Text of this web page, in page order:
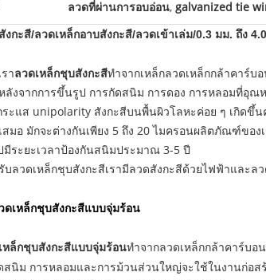
ลวดที่ผ่านการอบอ่อน, galvanized tie
งกะสี/ลวดเหล็กอาบสังกะสี/ลวดเข้าเล่ม/0.3 มม. ถึง
าลวดเหล็กชุบสังกะสีทำจากเหล็กลวดเหล็กกล้าคาร์บ
ลังจากการขึ้นรูป การกัดสนิม การดอง การหลอมที่อุ
ะแส unipolarity สังกะสีบนพื้นผิวโลหะค่อย ๆ เกิดขึ้
สมอ มักจะต่างกันเพียง 5 ถึง 20 ไมครอนผลิตภัณฑ์ข
มีระยะเวลาป้องกันสนิมประมาณ 3-5 ปี
บลวดเหล็กชุบสังกะสีเรามีลวดสังกะสีด้วยไฟฟ้าและล
ดเหล็กชุบสังกะสีแบบจุ่มร้อน
หล็กชุบสังกะสีแบบจุ่มร้อนทำจากลวดเหล็กกล้าคาร์บอ
สนิม การหลอมและการม้วนส่วนใหญ่จะใช้ในงานก่อ